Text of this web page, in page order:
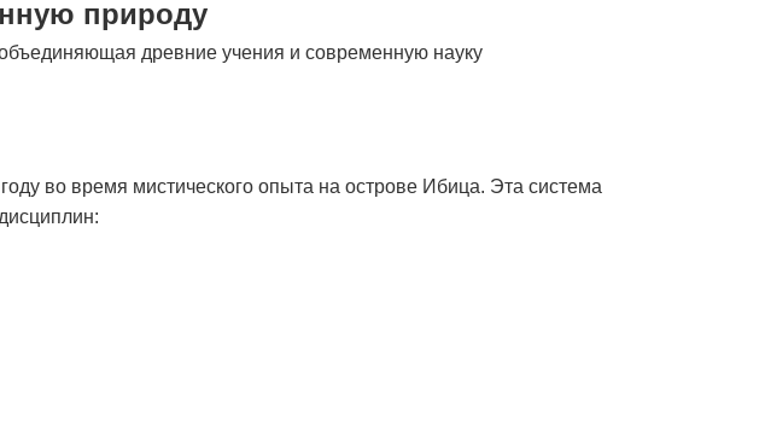
природу
древние учения и современную науку
во время мистического опыта на острове Ибица. Эта система